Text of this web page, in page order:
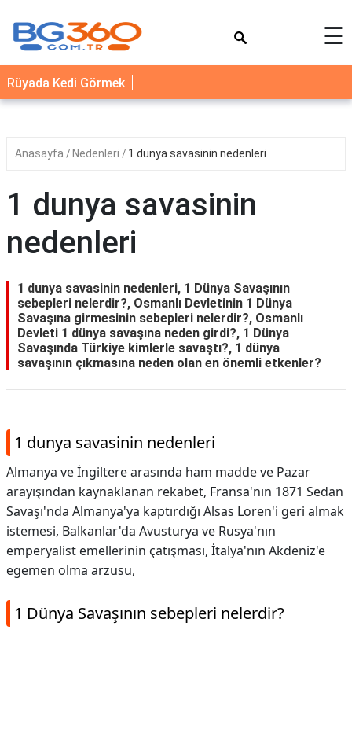
YEMEK
TARİFLERİ
SAĞLIK
İLETİŞİM
☰
Rüyada Kedi Görmek
Anasayfa Nedenleri 1 dunya savasinin nedenleri
1 dunya savasinin
nedenleri
1 dunya savasinin nedenleri, 1 Dünya Savaşının
sebepleri nelerdir?, Osmanlı Devletinin 1 Dünya
Savaşına girmesinin sebepleri nelerdir?, Osmanlı
Devleti 1 dünya savaşına neden girdi?, 1 Dünya
Savaşında Türkiye kimlerle savaştı?, 1 dünya
savaşının çıkmasına neden olan en önemli etkenler?
1 dunya savasinin nedenleri
Almanya ve İngiltere arasında ham madde ve Pazar
arayışından kaynaklanan rekabet, Fransa'nın 1871 Sedan
Savaşı'nda Almanya'ya kaptırdığı Alsas Loren'i geri almak
istemesi, Balkanlar'da Avusturya ve Rusya'nın
emperyalist emellerinin çatışması, İtalya'nın Akdeniz'e
egemen olma arzusu,
1 Dünya Savaşının sebepleri nelerdir?